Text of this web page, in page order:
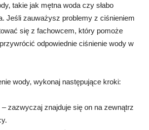
takie jak mętna woda czy słabo
Jeśli zauważysz problemy z ciśnieniem
się z fachowcem, który pomoże
odpowiednie ciśnienie wody w
wody, wykonaj następujące kroki:
zazwyczaj znajduje się on na zewnątrz